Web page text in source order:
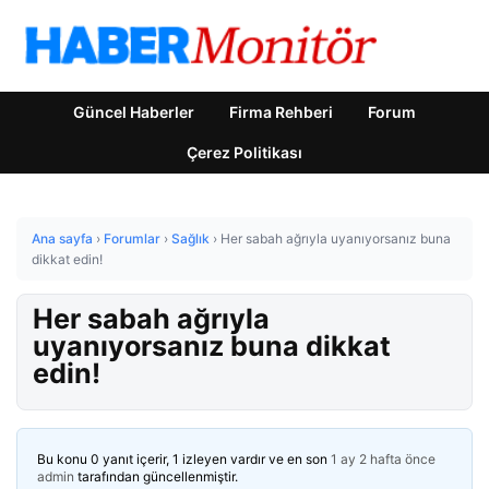
Güncel Haberler Firma Rehberi Forum
Çerez Politikası
Ana sayfa › Forumlar › Sağlık › Her sabah ağrıyla uyanıyorsanız buna
dikkat edin!
Her sabah ağrıyla
uyanıyorsanız buna dikkat
edin!
Bu konu 0 yanıt içerir, 1 izleyen vardır ve en son 1 ay 2 hafta önce
admin tarafından güncellenmiştir.